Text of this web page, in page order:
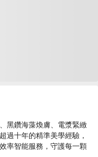
黑鑽海藻煥膚、電漿緊緻
過十年的精準美學經驗，
率智能服務，守護每一顆